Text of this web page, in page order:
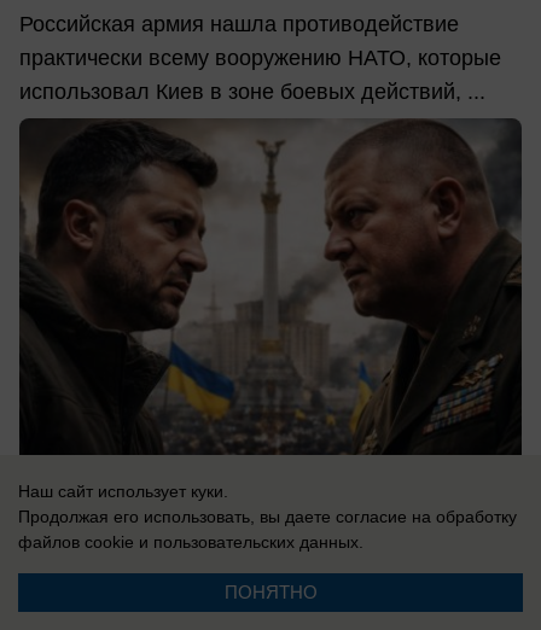
Российская армия нашла противодействие
практически всему вооружению НАТО, которые
использовал Киев в зоне боевых действий, ...
06.08.2026 0
Новости СМИ2
Наш сайт использует куки.
Продолжая его использовать, вы даете согласие на обработку
файлов cookie и пользовательских данных.
ПОНЯТНО